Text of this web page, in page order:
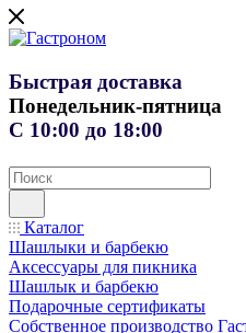
Быстрая доставка
Понедельник-пятница
С 10:00 до 18:00
Каталог
Шашлыки и барбекю
Аксессуары для пикника
Шашлык и барбекю
Подарочные сертификаты
Собственное производство